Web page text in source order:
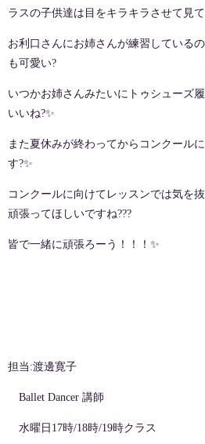
ラスの子供達は目をキラキラさせて見
お利口さんにお姉さんが練習している
も可愛い?
いつかお姉さんみたいにトゥシューズ
いいね?✨
また夏休みが終わってからコンクール
す?✨
コンクールに向けてレッスンでは気を
頑張ってほしいですね???
皆で一緒に頑張ろーう！！！ ✨
担当:渡邊寛子
Ballet Dancer 講師
水曜日17時/18時/19時クラス